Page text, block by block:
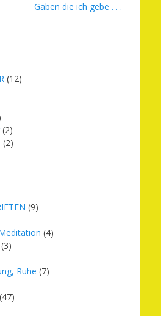
Gaben die ich gebe . . .
(12)
(2)
(2)
(9)
(4)
(3)
Ruhe (7)
(47)